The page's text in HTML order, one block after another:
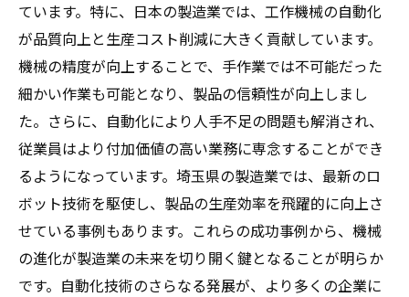
ています。特に、日本の製造業では、工作機械の自動化
が品質向上と生産コスト削減に大きく貢献しています。
機械の精度が向上することで、手作業では不可能だった
細かい作業も可能となり、製品の信頼性が向上しまし
た。さらに、自動化により人手不足の問題も解消され、
従業員はより付加価値の高い業務に専念することができ
るようになっています。埼玉県の製造業では、最新のロ
ボット技術を駆使し、製品の生産効率を飛躍的に向上さ
せている事例もあります。これらの成功事例から、機械
の進化が製造業の未来を切り開く鍵となることが明らか
です。自動化技術のさらなる発展が、より多くの企業に